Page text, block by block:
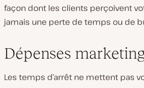
façon dont les clients perçoivent
jamais une perte de temps ou de
Dépenses
Les temps d’arrêt ne mettent pas